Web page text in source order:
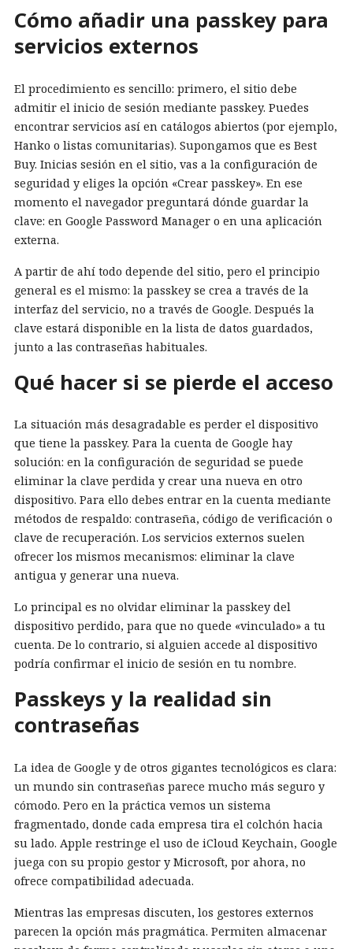
Cómo añadir una passkey para
servicios externos
El procedimiento es sencillo: primero, el sitio debe
admitir el inicio de sesión mediante passkey. Puedes
encontrar servicios así en catálogos abiertos (por ejemplo,
Hanko o listas comunitarias). Supongamos que es Best
Buy. Inicias sesión en el sitio, vas a la configuración de
seguridad y eliges la opción «Crear passkey». En ese
momento el navegador preguntará dónde guardar la
clave: en Google Password Manager o en una aplicación
externa.
A partir de ahí todo depende del sitio, pero el principio
general es el mismo: la passkey se crea a través de la
interfaz del servicio, no a través de Google. Después la
clave estará disponible en la lista de datos guardados,
junto a las contraseñas habituales.
Qué hacer si se pierde el acceso
La situación más desagradable es perder el dispositivo
que tiene la passkey. Para la cuenta de Google hay
solución: en la configuración de seguridad se puede
eliminar la clave perdida y crear una nueva en otro
dispositivo. Para ello debes entrar en la cuenta mediante
métodos de respaldo: contraseña, código de verificación o
clave de recuperación. Los servicios externos suelen
ofrecer los mismos mecanismos: eliminar la clave
antigua y generar una nueva.
Lo principal es no olvidar eliminar la passkey del
dispositivo perdido, para que no quede «vinculado» a tu
cuenta. De lo contrario, si alguien accede al dispositivo
podría confirmar el inicio de sesión en tu nombre.
Passkeys y la realidad sin
contraseñas
La idea de Google y de otros gigantes tecnológicos es clara:
un mundo sin contraseñas parece mucho más seguro y
cómodo. Pero en la práctica vemos un sistema
fragmentado, donde cada empresa tira el colchón hacia
su lado. Apple restringe el uso de iCloud Keychain, Google
juega con su propio gestor y Microsoft, por ahora, no
ofrece compatibilidad adecuada.
Mientras las empresas discuten, los gestores externos
parecen la opción más pragmática. Permiten almacenar